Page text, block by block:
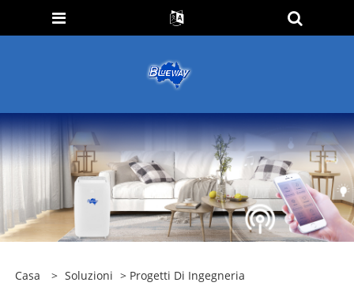
Casa > Soluzioni > Progetti Di Ingegneria